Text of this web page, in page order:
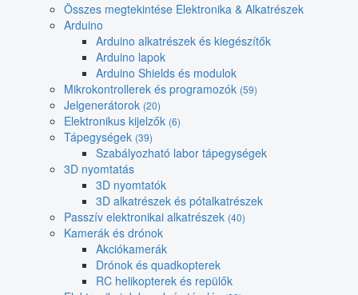
Összes megtekintése Elektronika & Alkatrészek
Arduino
Arduino alkatrészek és kiegészítők
Arduino lapok
Arduino Shields és modulok
Mikrokontrollerek és programozók (59)
Jelgenerátorok (20)
Elektronikus kijelzők (6)
Tápegységek (39)
Szabályozható labor tápegységek
3D nyomtatás
3D nyomtatók
3D alkatrészek és pótalkatrészek
Passzív elektronikai alkatrészek (40)
Kamerák és drónok
Akciókamerák
Drónok és quadkopterek
RC helikopterek és repülők